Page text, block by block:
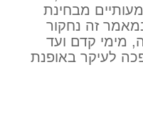
מבחינת
זה נחקור
מימי קדם ועד
לעיקר באופנת